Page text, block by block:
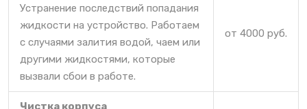
Устранение последствий попадания
жидкости на устройство. Работаем
с случаями залития водой, чаем или
другими жидкостями, которые
вызвали сбои в работе.
от 4000 руб.
Чистка корпуса